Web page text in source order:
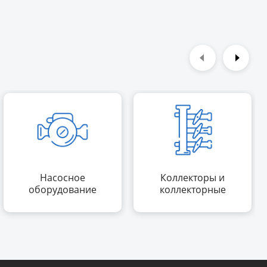
Насосное
оборудование
Коллекторы и
коллекторные